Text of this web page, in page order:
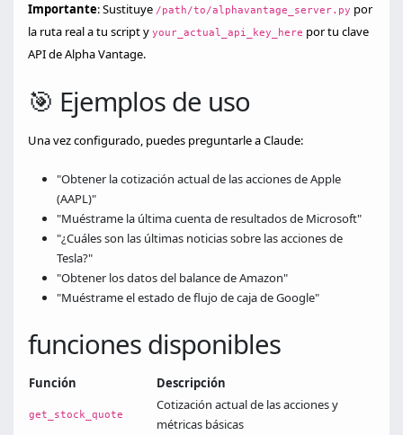
Importante: Sustituye /path/to/alphavantage_server.py por
la ruta real a tu script y your_actual_api_key_here por tu clave
API de Alpha Vantage.
🎯 Ejemplos de uso
Una vez configurado, puedes preguntarle a Claude:
"Obtener la cotización actual de las acciones de Apple
(AAPL)"
"Muéstrame la última cuenta de resultados de Microsoft"
"¿Cuáles son las últimas noticias sobre las acciones de
Tesla?"
"Obtener los datos del balance de Amazon"
"Muéstrame el estado de flujo de caja de Google"
funciones disponibles
Función Descripción
get_stock_quote
Cotización actual de las acciones y
métricas básicas